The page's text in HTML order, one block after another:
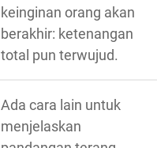
keinginan orang akan
berakhir: ketenangan
total pun terwujud.
Ada cara lain untuk
menjelaskan